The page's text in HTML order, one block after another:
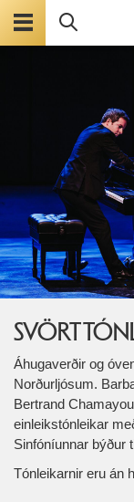
SVÖRT
Áhugaverðir og
Norðurljósum.
Bertrand
einleikstónleikar
Sinfóníunnar býður
Tónleikarnir eru án